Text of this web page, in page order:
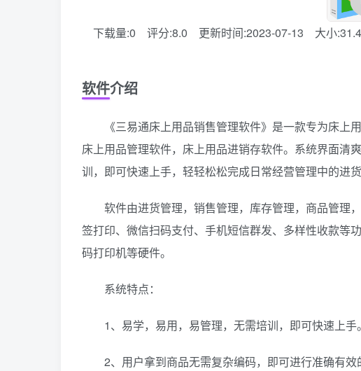
下载量:0 评分:8.0 更新时间:2023-07-13 大小
软件介绍
《三易通床上用品销售管理软件》是一款专为床上用
床上用品管理软件，床上用品进销存软件。系统界面清
训，即可快速上手，轻轻松松完成日常经营管理中的进
软件由进货管理，销售管理，库存管理，商品管理
签打印、微信扫码支付、手机短信群发、多样性收款等
码打印机等硬件。
系统特点：
1、易学，易用，易管理，无需培训，即可快速上手。
2、用户拿到商品无需复杂编码，即可进行准确有效